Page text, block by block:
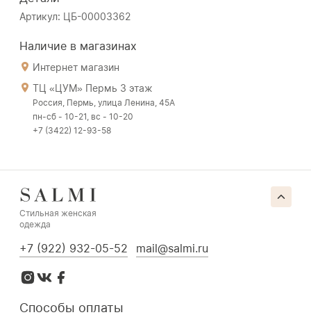
Артикул: ЦБ-00003362
Наличие в магазинах
Интернет магазин
ТЦ «ЦУМ» Пермь 3 этаж
Россия, Пермь, улица Ленина, 45А
пн-сб - 10-21, вс - 10-20
+7 (3422) 12-93-58
Стильная женская
одежда
+7 (922) 932-05-52 mail@salmi.ru
Способы оплаты